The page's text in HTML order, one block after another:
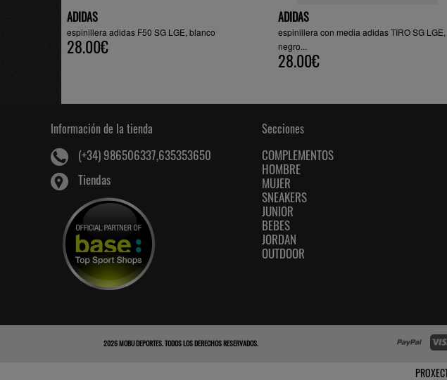
ADIDAS
espinillera adidas F50 SG LGE, blanco
28.00€
ADIDAS
espinillera con media adidas TIRO SG LGE,
negro...
28.00€
Información de la tienda
(+34) 986506337,635353650
Tiendas
Secciones
COMPLEMENTOS
HOMBRE
MUJER
SNEAKERS
JUNIOR
BEBES
JORDAN
OUTDOOR
2026MOBU DEPORTES. TODOS LOS DERECHOS RESERVADOS.